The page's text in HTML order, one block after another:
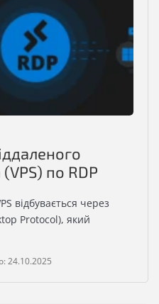
по RDP
відбувається через
Protocol), який
24.10.2025